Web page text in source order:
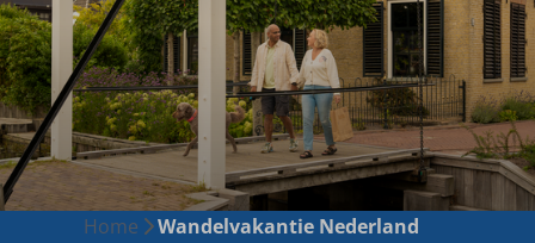
Home Wandelvakantie Nederland